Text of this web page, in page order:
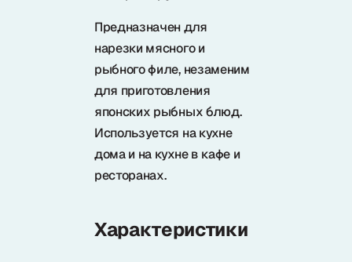
Предназначен для
нарезки мясного и
рыбного филе, незаменим
для приготовления
японских рыбных блюд.
Используется на кухне
дома и на кухне в кафе и
ресторанах.
Характеристики